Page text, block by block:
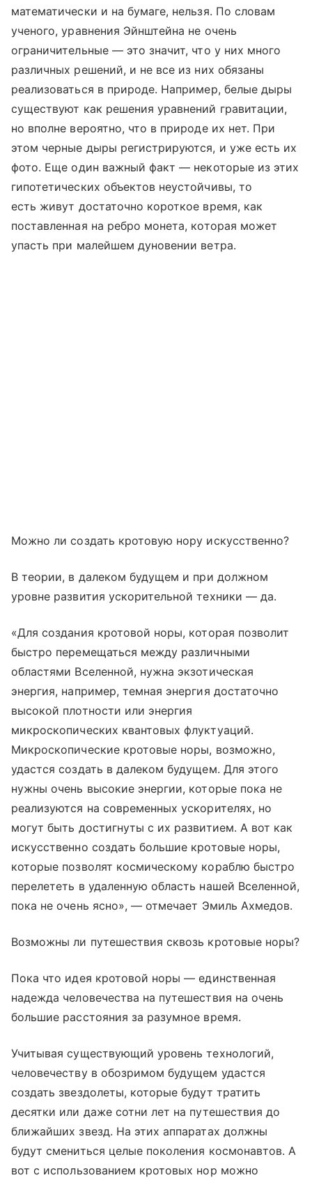
математически и на бумаге, нельзя. По словам
ученого, уравнения Эйнштейна не очень
ограничительные — это значит, что у них много
различных решений, и не все из них обязаны
реализоваться в природе. Например, белые дыры
существуют как решения уравнений гравитации,
но вполне вероятно, что в природе их нет. При
этом черные дыры регистрируются, и уже есть их
фото. Еще один важный факт — некоторые из этих
гипотетических объектов неустойчивы, то
есть живут достаточно короткое время, как
поставленная на ребро монета, которая может
упасть при малейшем дуновении ветра.
Можно ли создать кротовую нору искусственно?
В теории, в далеком будущем и при должном
уровне развития ускорительной техники — да.
«Для создания кротовой норы, которая позволит
быстро перемещаться между различными
областями Вселенной, нужна экзотическая
энергия, например, темная энергия достаточно
высокой плотности или энергия
микроскопических квантовых флуктуаций.
Микроскопические кротовые норы, возможно,
удастся создать в далеком будущем. Для этого
нужны очень высокие энергии, которые пока не
реализуются на современных ускорителях, но
могут быть достигнуты с их развитием. А вот как
искусственно создать большие кротовые норы,
которые позволят космическому кораблю быстро
перелететь в удаленную область нашей Вселенной,
пока не очень ясно», — отмечает Эмиль Ахмедов.
Возможны ли путешествия сквозь кротовые норы?
Пока что идея кротовой норы — единственная
надежда человечества на путешествия на очень
большие расстояния за разумное время.
Учитывая существующий уровень технологий,
человечеству в обозримом будущем удастся
создать звездолеты, которые будут тратить
десятки или даже сотни лет на путешествия до
ближайших звезд. На этих аппаратах должны
будут смениться целые поколения космонавтов. А
вот с использованием кротовых нор можно